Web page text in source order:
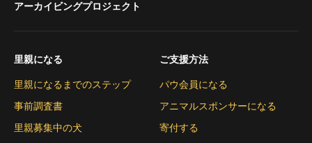
アーカイビングプロジェクト
里親になる
里親になるまでのステップ
事前調査書
里親募集中の犬
ご支援方法
パウ会員になる
アニマルスポンサーになる
寄付する